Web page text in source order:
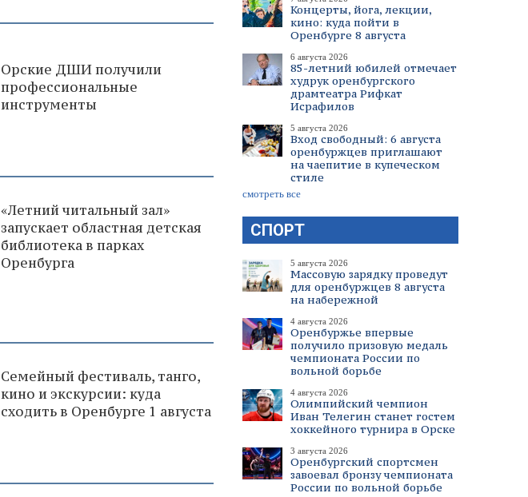
Концерты, йога, лекции,
кино: куда пойти в
Оренбурге 8 августа
6 августа 2026
85-летний юбилей отмечает
худрук оренбургского
драмтеатра Рифкат
Исрафилов
5 августа 2026
Вход свободный: 6 августа
оренбуржцев приглашают
на чаепитие в купеческом
стиле
смотреть все
СПОРТ
5 августа 2026
Массовую зарядку проведут
для оренбуржцев 8 августа
на набережной
4 августа 2026
Оренбуржье впервые
получило призовую медаль
чемпионата России по
вольной борьбе
4 августа 2026
Олимпийский чемпион
Иван Телегин станет гостем
хоккейного турнира в Орске
3 августа 2026
Оренбургский спортсмен
завоевал бронзу чемпионата
России по вольной борьбе
Орские ДШИ получили
профессиональные
инструменты
«Летний читальный зал»
запускает областная детская
библиотека в парках
Оренбурга
Семейный фестиваль, танго,
кино и экскурсии: куда
сходить в Оренбурге 1 августа